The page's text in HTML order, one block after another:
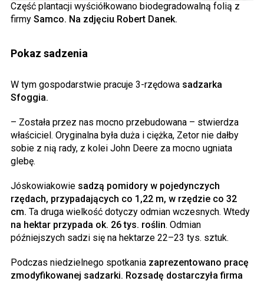
Część plantacji wyściółkowano biodegradowalną folią z
firmy Samco. Na zdjęciu Robert Danek.
Pokaz sadzenia
W tym gospodarstwie pracuje 3-rzędowa sadzarka
Sfoggia.
– Została przez nas mocno przebudowana – stwierdza
właściciel. Oryginalna była duża i ciężka, Zetor nie dałby
sobie z nią rady, z kolei John Deere za mocno ugniata
glebę.
Jóskowiakowie sadzą pomidory w pojedynczych
rzędach, przypadających co 1,22 m, w rzędzie co 32
cm. Ta druga wielkość dotyczy odmian wczesnych. Wtedy
na hektar przypada ok. 26 tys. roślin. Odmian
późniejszych sadzi się na hektarze 22–23 tys. sztuk.
Podczas niedzielnego spotkania zaprezentowano pracę
zmodyfikowanej sadzarki. Rozsadę dostarczyła firma